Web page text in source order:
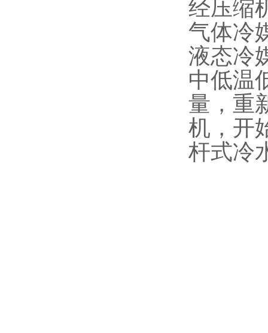
经压缩
气体冷
液态冷
中低温
量，重
机，开
杆式冷